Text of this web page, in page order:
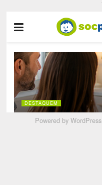
Powered byWordPress